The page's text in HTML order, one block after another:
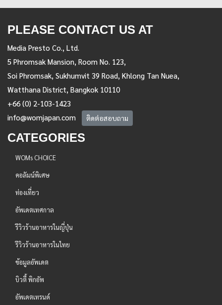
PLEASE CONTACT US AT
Media Presto Co., Ltd.
5 Phromsak Mansion, Room No. 123,
Soi Phromsak, Sukhumvit 39 Road, Khlong Tan Nuea,
Watthana District, Bangkok 10110
+66 (0) 2-103-1423
info@womjapan.com
ติดต่อสอบถาม
CATEGORIES
WOMs CHOICE
คอลัมน์พิเศษ
ท่องเที่ยว
อัพเดตเทศกาล
รีวิวร้านอาหารในญี่ปุ่น
รีวิวร้านอาหารในไทย
ข้อมูลอัพเดต
บิวตี้ พิกอัพ
อัพเดตเทรนด์